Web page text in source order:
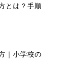
とは？手順
｜小学校の